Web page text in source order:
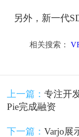
另外，新一代
相关搜索：
上一篇： 专注开
Pie完成融资
下一篇： Varjo展